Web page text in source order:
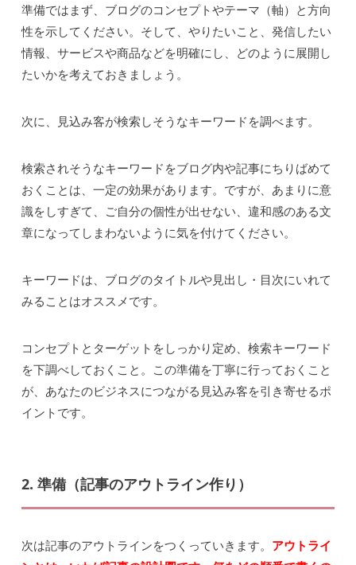
準備ではまず、ブログのコンセプトやテーマ（軸）と方向
性を示してください。そして、やりたいこと、発信したい
情報、サービスや商品などを明確にし、どのように展開し
たいかを考えておきましょう。
次に、見込み客が検索しそうなキーワードを調べます。
検索されそうなキーワードをブログ内や記事にちりばめて
おくことは、一定の効果があります。ですが、あまりに意
識をしすぎて、ご自分の個性が出せない、違和感のある文
章になってしまわないように気を付けてください。
キーワードは、ブログのタイトルや見出し・目次にいれて
みることはオススメです。
コンセプトとターゲットをしっかり定め、検索キーワード
を下調べしておくこと。この準備を丁寧に行っておくこと
が、あなたのビジネスにつながる見込み客を引き寄せるポ
イントです。
2. 準備（記事のアウトライン作り）
次は記事のアウトラインをつくっていきます。 アウトライ